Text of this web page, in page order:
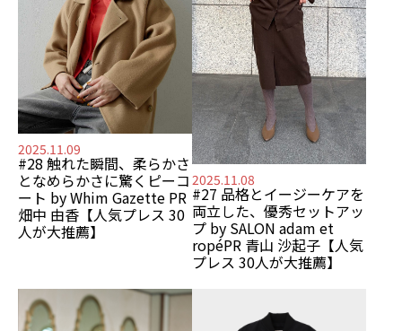
2025.11.09
#28 触れた瞬間、柔らかさ
となめらかさに驚くピーコ
ート by Whim Gazette PR
畑中 由香 【⼈気プレス 30
⼈が⼤推薦】
2025.11.08
#27 品格とイージーケアを
両立した、優秀セットアッ
プ by SALON adam et
ropéPR 青山 沙起子 【⼈気
プレス 30⼈が⼤推薦】